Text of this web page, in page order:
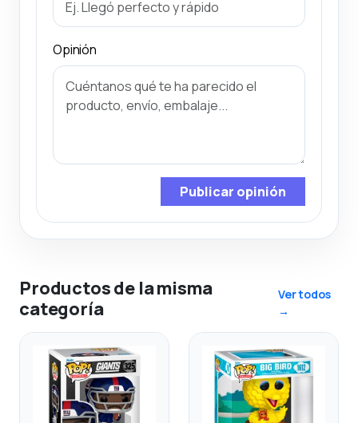
Opinión
Publicar opinión
Productos de la misma
categoría
Ver todos
→